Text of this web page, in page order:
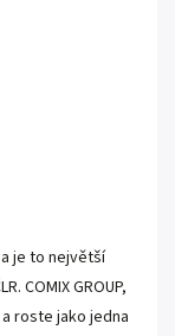
je to největší
COMIX GROUP,
roste jako jedna